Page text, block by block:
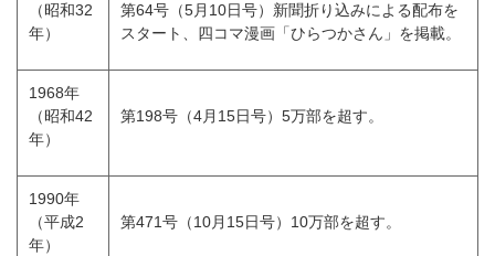
（昭和32
年）
第64号（5月10日号）新聞折り込みによる配布を
スタート、四コマ漫画「ひらつかさん」を掲載。
1968年
（昭和42
年）
第198号（4月15日号）5万部を超す。
1990年
（平成2
年）
第471号（10月15日号）10万部を超す。